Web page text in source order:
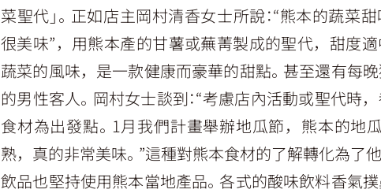
菜聖代」。正如店主岡村清香女士所說：“熊本的蔬菜
很美味”，用熊本產的甘薯或蕪菁製成的聖代，甜度
蔬菜的風味，是一款健康而豪華的甜點。甚至還有每
的男性客人。岡村女士談到：“考慮店內活動或聖代時
食材為出發點。1月我們計畫舉辦地瓜節，熊本的地
熟，真的非常美味。”這種對熊本食材的了解轉化為了他
飲品也堅持使用熊本當地產品。各式的酸味飲料香氣